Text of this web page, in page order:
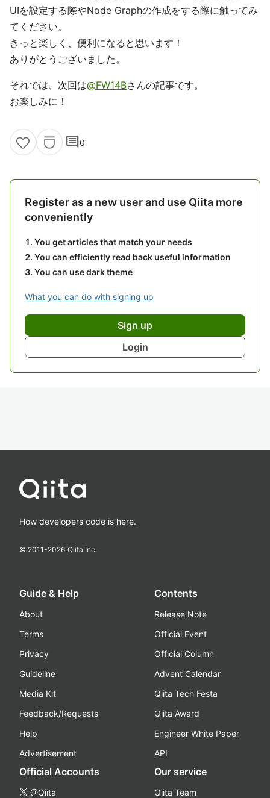
UIを設定する際やNode Graphの作成をする際に触ってみ
てください。
きっと楽しく、便利になると思います！
ありがとうございました。
それでは、次回は@FW14Bさんの記事です。
お楽しみに！
comment0
Register as a new user and use Qiita more
conveniently
You get articles that match your needs
You can efficiently read back useful information
You can use dark theme
What you can do with signing up
Sign up
Login
How developers code is here.
© 2011-2026 Qiita Inc.
Guide & Help
About
Terms
Privacy
Guideline
Media Kit
Feedback/Requests
Help
Advertisement
Contents
Release Note
Official Event
Official Column
Advent Calendar
Qiita Tech Festa
Qiita Award
Engineer White Paper
API
Official Accounts
@Qiita
Our service
Qiita Team